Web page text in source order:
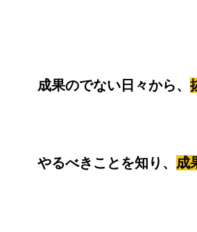
成果のでない日々から、
やるべきことを知り、 成